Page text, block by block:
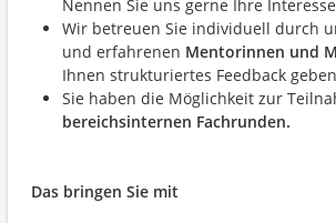
Nennen Sie uns gerne Ihre
Wir betreuen Sie individuell durch
und erfahrenen Mentorinnen und
Ihnen strukturiertes Feedback
Sie haben die Möglichkeit zur
bereichsinternen Fachrunden.
Das bringen Sie mit